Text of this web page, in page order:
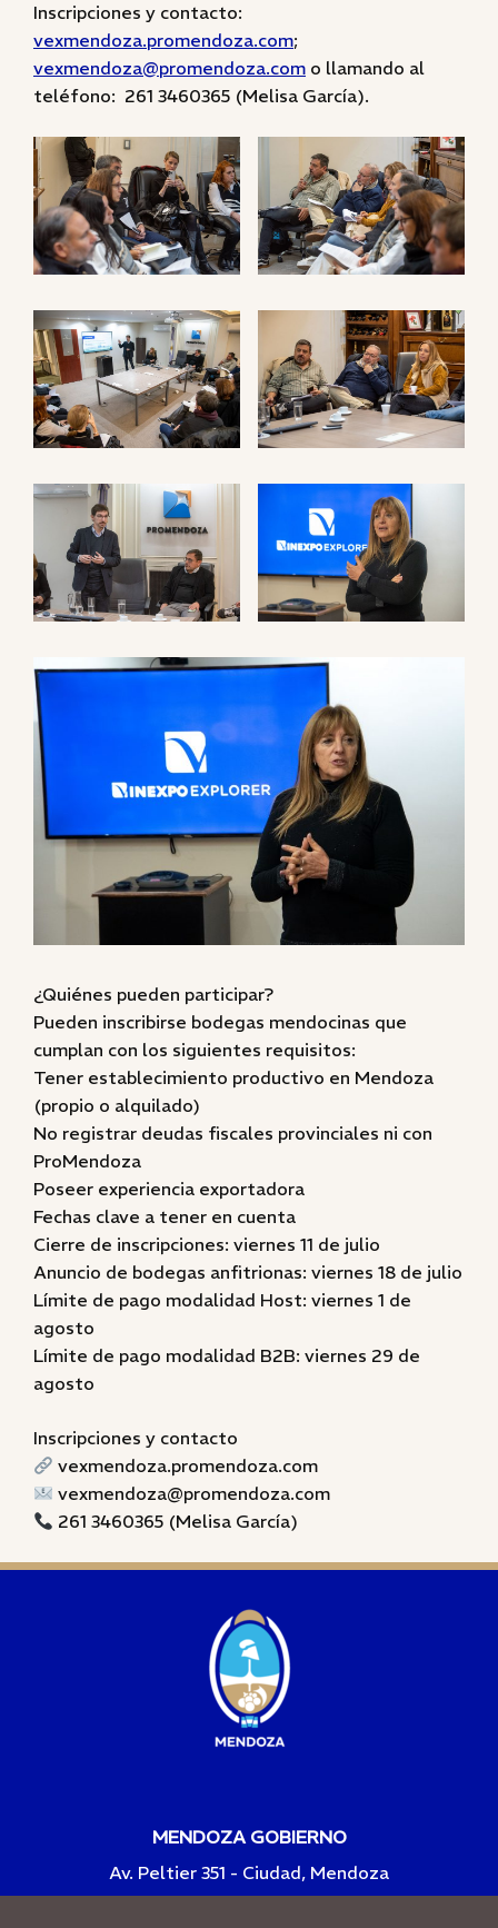
Inscripciones y contacto:
vexmendoza.promendoza.com;
vexmendoza@promendoza.com o llamando al
teléfono: 261 3460365 (Melisa García).
¿Quiénes pueden participar?
Pueden inscribirse bodegas mendocinas que
cumplan con los siguientes requisitos:
Tener establecimiento productivo en Mendoza
(propio o alquilado)
No registrar deudas fiscales provinciales ni con
ProMendoza
Poseer experiencia exportadora
Fechas clave a tener en cuenta
Cierre de inscripciones: viernes 11 de julio
Anuncio de bodegas anfitrionas: viernes 18 de julio
Límite de pago modalidad Host: viernes 1 de
agosto
Límite de pago modalidad B2B: viernes 29 de
agosto
Inscripciones y contacto
vexmendoza.promendoza.com
vexmendoza@promendoza.com
261 3460365 (Melisa García)
MENDOZA GOBIERNO
Av. Peltier 351 - Ciudad, Mendoza